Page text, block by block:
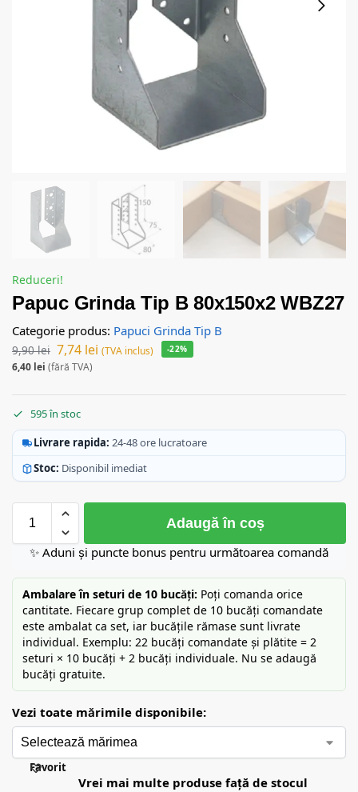
Reduceri!
Papuc Grinda Tip B 80x150x2 WBZ27
Categorie produs: Papuci Grinda Tip B
9,90lei 7,74 lei (TVA inclus)
6,40 lei (fără TVA)
-22%
595 în stoc
Livrare rapida: 24-48 ore lucratoare
Stoc: Disponibil imediat
Adaugă în coș
✨ Aduni și puncte bonus pentru următoarea comandă
Ambalare în seturi de 10 bucăți: Poți comanda orice
cantitate. Fiecare grup complet de 10 bucăți comandate
este ambalat ca set, iar bucățile rămase sunt livrate
individual. Exemplu: 22 bucăți comandate și plătite = 2
seturi × 10 bucăți + 2 bucăți individuale. Nu se adaugă
bucăți gratuite.
Vezi toate mărimile disponibile:
Favorit
Vrei mai multe produse față de stocul